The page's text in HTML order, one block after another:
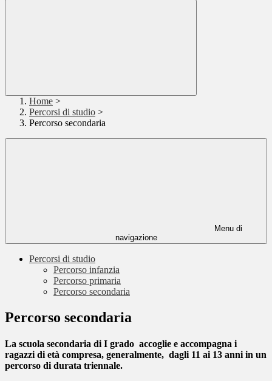
Home >
Percorsi di studio >
Percorso secondaria
Menu di
navigazione
Percorsi di studio
Percorso infanzia
Percorso primaria
Percorso secondaria
Percorso secondaria
La scuola secondaria di I grado accoglie e accompagna i
ragazzi di età compresa, generalmente, dagli 11 ai 13 anni in un
percorso di durata triennale.